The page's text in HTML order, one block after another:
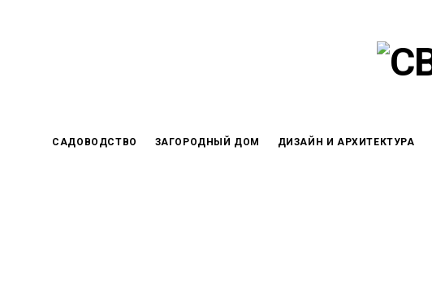
САДОВОДСТВО ЗАГОРОДНЫЙ ДОМ ДИЗАЙН И АРХИТЕКТУРА